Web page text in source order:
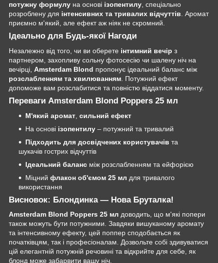
потужну формулу на основі ізопентилу, спеціально
розроблену для інтенсивних та тривалих відчуттів. Аромат
приємно м'який, але ефект аж ніяк не скромний.
Ідеально для Будь-якої Нагоди
Незалежно від того, чи ви оберете інтимний вечір з
партнером, захопливу сольну фотосесію чи шалену ніч на
вечірці, Amsterdam Blond пропонує ідеальний баланс між
розслабленням та хвилюванням . Потужний ефект
допоможе вам розслабитися та повністю віддатися моменту.
Переваги Amsterdam Blond Poppers 25 мл
М'який аромат сильний ефект
На основі ізопентилу – потужний та тривалий
Підходить для досвідчених користувачів та
шукачів гострих відчуттів
Ідеальний баланс між розслабленням та ейфорією
Міцний флакон об'ємом 25 мл для тривалого
використання
Висновок: Блондинка — Нова Бруталка!
Amsterdam Blond Poppers 25 мл доводить, що м'які попери
також можуть бути потужними. Завдяки вишуканому аромату
та інтенсивному ефекту, цей поппер сподобається як
початківцям, так і професіоналам. Дозвольте собі здивуватися
цій елегантній потужній речовині та відкрийте для себе, як
блонд може забарвити вашу ніч.